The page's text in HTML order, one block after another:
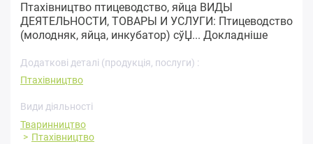
Птахівництво птицеводство, яйца ВИДЫ
ДЕЯТЕЛЬНОСТИ, ТОВАРЫ И УСЛУГИ: Птицеводство
(молодняк, яйца, инкубатор) сўЏ... Докладніше
Додаткові деталі (продукція, послуги) :
Птахівництво
Види діяльності
Тваринництво
Птахівництво